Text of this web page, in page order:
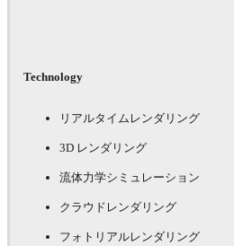
Technology
リアルタイムレンダリング
3D レンダリング
流体力学シミュレーション
クラウドレンダリング
フォトリアルレンダリング